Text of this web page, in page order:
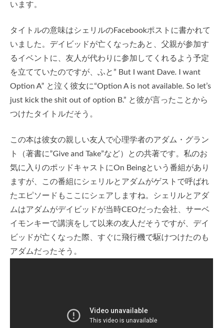
います。
タイトルの意味はシェリルのFacebookポストに書かれて
いました。デイビッドが亡くなったあと、父親が参加す
るイベントに、友人が代わりに参加してくれるよう予定
を立てていたのですが、ふと” But I want Dave. I want
Option A” と泣く彼女に“Option A is not available. So let’s
just kick the shit out of option B.” と彼が言ったことから
つけたタイトルだそう。
この本は彼女の親しい友人で心理学者のアダム・グラン
ト（著書に”Give and Take”など）との共著です。私のお
気に入りのポッドキャストにOn Beingという番組があり
ますが、この番組にシェリルとアダムがゲストで呼ばれ
たエピソードもここにシェアしますね。シェリルとアダ
ムはアダムがデイビッドが当時CEOだった会社、サーベ
イモンキーで講演をして以来の友人だそうですが、デイ
ビッドが亡くなった際、すぐに飛行機で駆けつけたのも
アダムだったそう。